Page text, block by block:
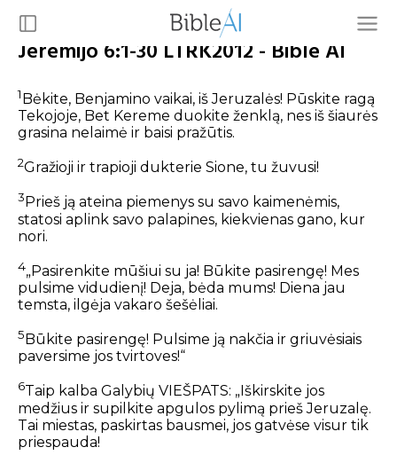
Jeremijo 6:1-30 LTRK2012 - Bible AI
1Bėkite, Benjamino vaikai, iš Jeruzalės! Pūskite ragą
Tekojoje, Bet Kereme duokite ženklą, nes iš šiaurės
grasina nelaimė ir baisi pražūtis.
2Gražioji ir trapioji dukterie Sione, tu žuvusi!
3 Prieš ją ateina piemenys su savo kaimenėmis,
statosi aplink savo palapines, kiekvienas gano, kur
nori.
4„Pasirenkite mūšiui su ja! Būkite pasirengę! Mes
pulsime vidudienį! Deja, bėda mums! Diena jau
temsta, ilgėja vakaro šešėliai.
5 Būkite pasirengę! Pulsime ją nakčia ir griuvėsiais
paversime jos tvirtoves!“
6Taip kalba Galybių VIEŠPATS: „Iškirskite jos
medžius ir supilkite apgulos pylimą prieš Jeruzalę.
Tai miestas, paskirtas bausmei, jos gatvėse visur tik
priespauda!